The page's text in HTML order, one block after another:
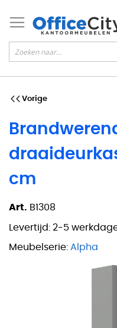
cm
Art. B1308
Levertijd: 2-5
Meubelserie: Alpha
Vorige